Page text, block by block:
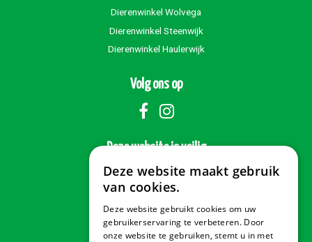
Dierenwinkel Wolvega
Dierenwinkel Steenwijk
Dierenwinkel Haulerwijk
Volg ons op
Deze website is veilig
Veilig betalen
Deze website maakt gebruik
van cookies.
Deze website gebruikt cookies om uw
gebruikerservaring te verbeteren. Door
onze website te gebruiken, stemt u in met